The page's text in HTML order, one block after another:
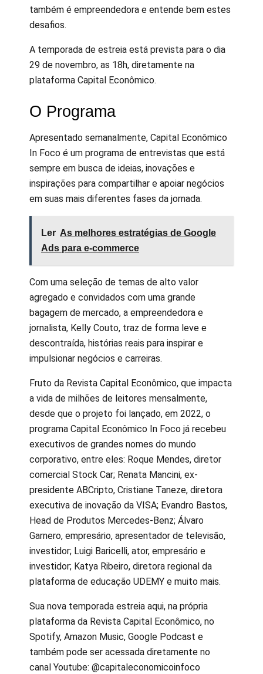
também é empreendedora e entende bem estes
desafios.
A temporada de estreia está prevista para o dia
29 de novembro, as 18h, diretamente na
plataforma Capital Econômico.
O Programa
Apresentado semanalmente, Capital Econômico
In Foco é um programa de entrevistas que está
sempre em busca de ideias, inovações e
inspirações para compartilhar e apoiar negócios
em suas mais diferentes fases da jornada.
Ler As melhores estratégias de Google
Ads para e-commerce
Com uma seleção de temas de alto valor
agregado e convidados com uma grande
bagagem de mercado, a empreendedora e
jornalista, Kelly Couto, traz de forma leve e
descontraída, histórias reais para inspirar e
impulsionar negócios e carreiras.
Fruto da Revista Capital Econômico, que impacta
a vida de milhões de leitores mensalmente,
desde que o projeto foi lançado, em 2022, o
programa Capital Econômico In Foco já recebeu
executivos de grandes nomes do mundo
corporativo, entre eles: Roque Mendes, diretor
comercial Stock Car; Renata Mancini, ex-
presidente ABCripto, Cristiane Taneze, diretora
executiva de inovação da VISA; Evandro Bastos,
Head de Produtos Mercedes-Benz; Álvaro
Garnero, empresário, apresentador de televisão,
investidor; Luigi Baricelli, ator, empresário e
investidor; Katya Ribeiro, diretora regional da
plataforma de educação UDEMY e muito mais.
Sua nova temporada estreia aqui, na própria
plataforma da Revista Capital Econômico, no
Spotify, Amazon Music, Google Podcast e
também pode ser acessada diretamente no
canal Youtube: @capitaleconomicoinfoco